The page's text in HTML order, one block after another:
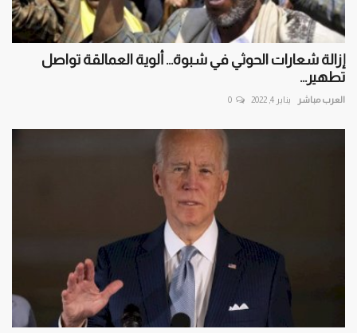
إزالة شعارات الحوثي في شبوة... ألوية العمالقة تواصل
تطهير...
العرب مباشر يناير 4, 2022 0